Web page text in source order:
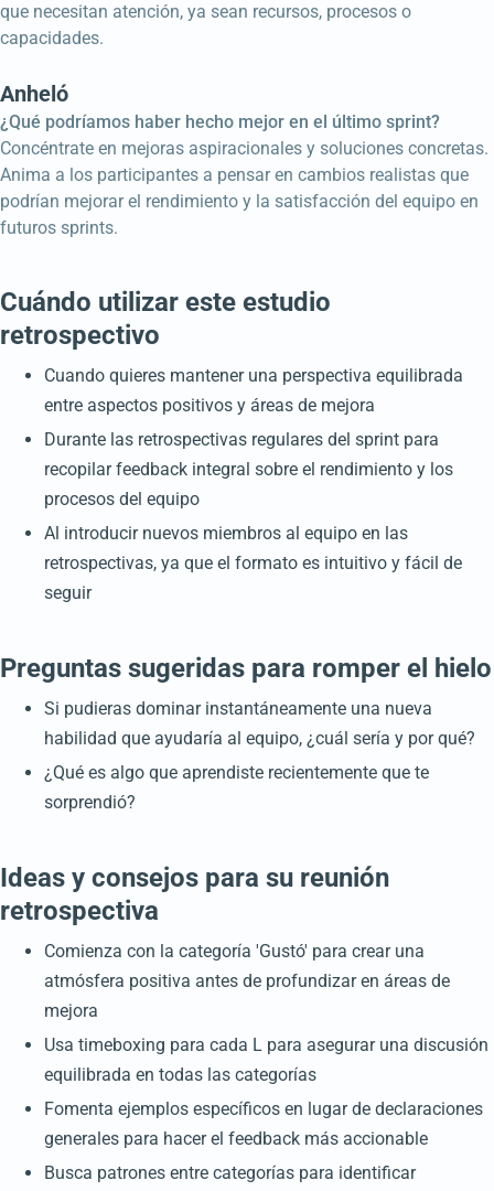
que necesitan atención, ya sean recursos, procesos o
capacidades.
Anheló
¿Qué podríamos haber hecho mejor en el último sprint?
Concéntrate en mejoras aspiracionales y soluciones concretas.
Anima a los participantes a pensar en cambios realistas que
podrían mejorar el rendimiento y la satisfacción del equipo en
futuros sprints.
Cuándo utilizar este estudio
retrospectivo
Cuando quieres mantener una perspectiva equilibrada
entre aspectos positivos y áreas de mejora
Durante las retrospectivas regulares del sprint para
recopilar feedback integral sobre el rendimiento y los
procesos del equipo
Al introducir nuevos miembros al equipo en las
retrospectivas, ya que el formato es intuitivo y fácil de
seguir
Preguntas sugeridas para romper el hielo
Si pudieras dominar instantáneamente una nueva
habilidad que ayudaría al equipo, ¿cuál sería y por qué?
¿Qué es algo que aprendiste recientemente que te
sorprendió?
Ideas y consejos para su reunión
retrospectiva
Comienza con la categoría 'Gustó' para crear una
atmósfera positiva antes de profundizar en áreas de
mejora
Usa timeboxing para cada L para asegurar una discusión
equilibrada en todas las categorías
Fomenta ejemplos específicos en lugar de declaraciones
generales para hacer el feedback más accionable
Busca patrones entre categorías para identificar